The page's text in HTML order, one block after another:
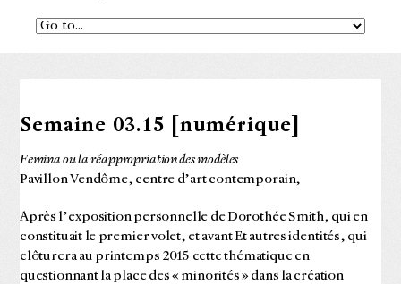
Semaine 03.15 [numérique]
Femina ou la réappropriation des modèles
Pavillon Vendôme, centre d’art contemporain,
Après l’exposition personnelle de Dorothée Smith, qui en
constituait le premier volet, et avant Et autres identités, qui
clôturera au printemps 2015 cette thématique en
questionnant la place des « minorités » dans la création